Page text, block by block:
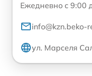
Ежедневно с 9:00
info@kzn.beko-
ул. Марселя